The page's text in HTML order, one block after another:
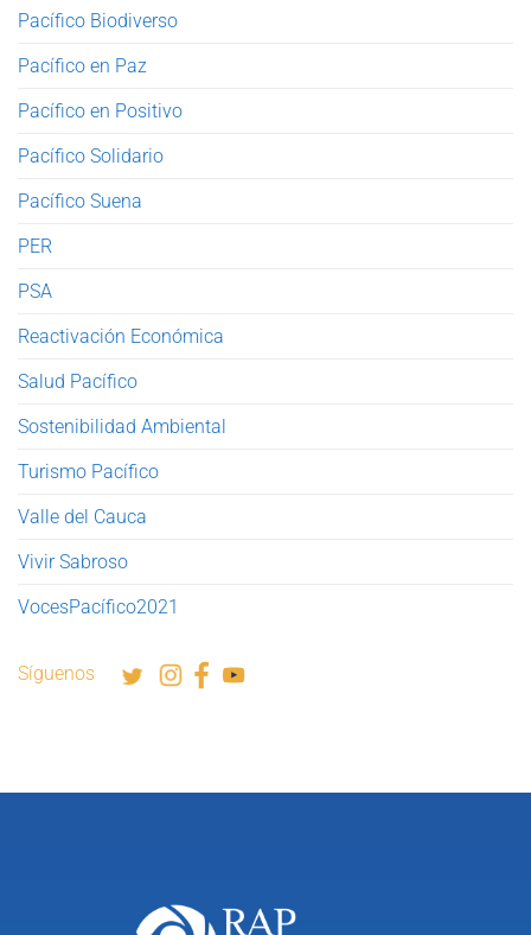
Pacífico Biodiverso
Pacífico en Paz
Pacífico en Positivo
Pacífico Solidario
Pacífico Suena
PER
PSA
Reactivación Económica
Salud Pacífico
Sostenibilidad Ambiental
Turismo Pacífico
Valle del Cauca
Vivir Sabroso
VocesPacífico2021
Síguenos